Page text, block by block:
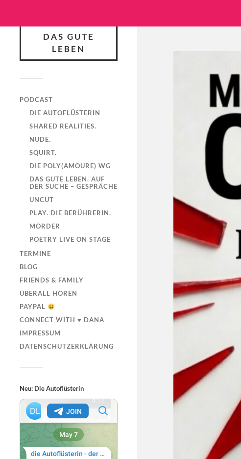
DAS GUTE
LEBEN
PODCAST
DIE AUTOFLÜSTERIN
SHARED REALITIES.
NUDE.
SQUIRT.
DIE POLY(AMOURE) WG
DAS GUTE LEBEN. AUF
DER SUCHE – GESPRÄCHE
UNCUT
PLAY. DIE BERÜHRERIN.
MÖRDER
POETRY LIVE ON STAGE
TERMINE
BLOG
FRIENDS & FAMILY
ÜBERALL HÖREN
PAYPAL
CONNECT WITH ♥ DANA
IMPRESSUM
DATENSCHUTZERKLÄRUNG
Neu: Die Autoflüsterin